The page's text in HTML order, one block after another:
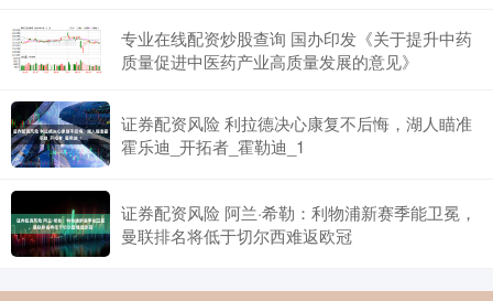
专业在线配资炒股查询 国办印发《关于提升中药
质量促进中医药产业高质量发展的意见》
证券配资风险 利拉德决心康复不后悔，湖人瞄准
霍乐迪_开拓者_霍勒迪_1
证券配资风险 阿兰·希勒：利物浦新赛季能卫冕，
曼联排名将低于切尔西难返欧冠